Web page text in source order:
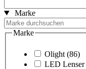
Marke
Marke
Olight (86)
LED Lenser